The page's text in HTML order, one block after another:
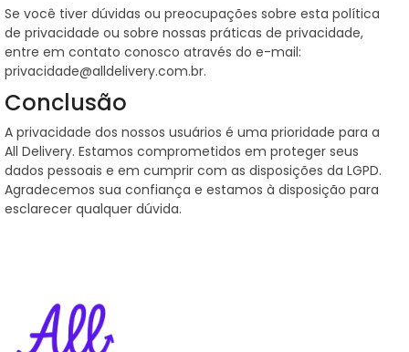
Se você tiver dúvidas ou preocupações sobre esta política
de privacidade ou sobre nossas práticas de privacidade,
entre em contato conosco através do e-mail:
privacidade@alldelivery.com.br.
Conclusão
A privacidade dos nossos usuários é uma prioridade para a
All Delivery. Estamos comprometidos em proteger seus
dados pessoais e em cumprir com as disposições da LGPD.
Agradecemos sua confiança e estamos à disposição para
esclarecer qualquer dúvida.